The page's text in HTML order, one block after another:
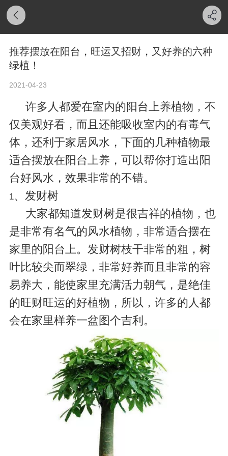
推荐摆放在阳台，旺运又招财，又好养的六种
绿植！
2021-04-23
许多人都爱在室内的阳台上养植物，不
仅美观好看，而且还能吸收室内的有毒气
体，还利于家居风水，下面的几种植物最
适合摆放在阳台上养，可以帮你打造出阳
台好风水，效果非常的不错。
1、发财树
大家都知道发财树是很吉祥的植物，也
是非常有名气的风水植物，非常适合摆在
家里的阳台上。发财树枝干非常的粗，树
叶比较尖而翠绿，非常好养而且非常的容
易养大，能使家里充满活力朝气，是绝佳
的旺财旺运的好植物，所以，许多的人都
会在家里样养一盆图个吉利。